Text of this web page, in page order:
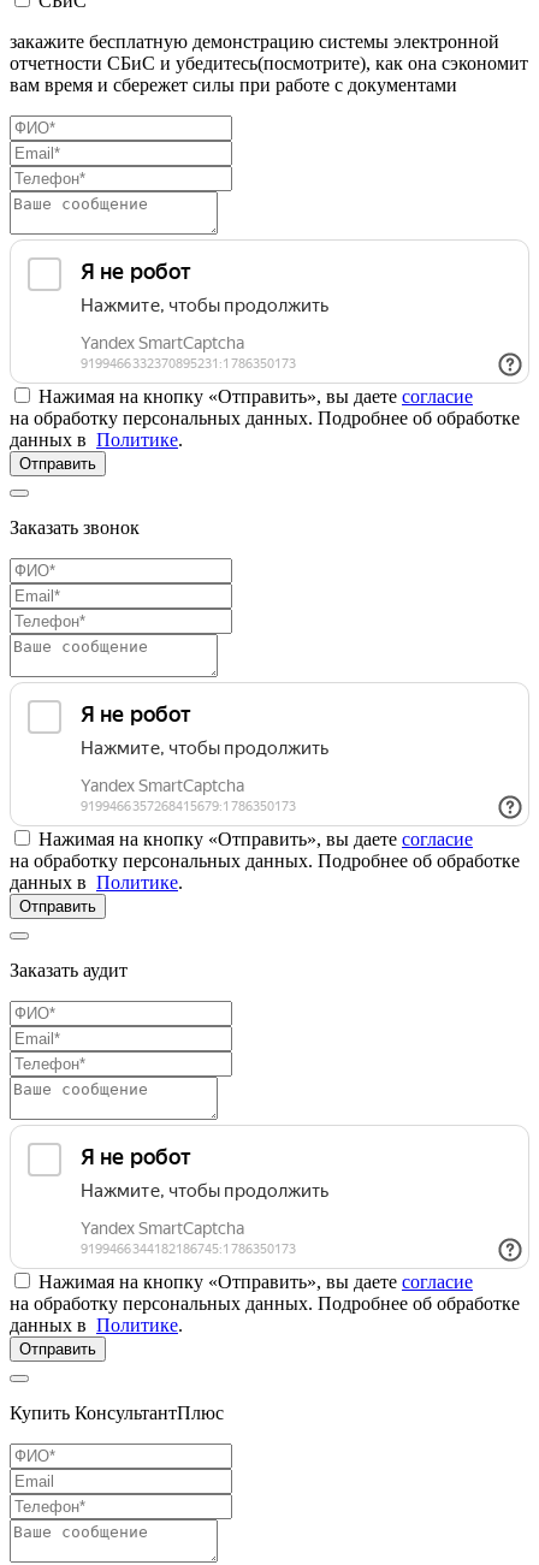
закажите бесплатную демонстрацию системы электронной
отчетности СБиС и убедитесь(посмотрите), как она сэкономит
вам время и сбережет силы при работе с документами
Нажимая на кнопку «Отправить», вы даете согласие
на обработку персональных данных. Подробнее об обработке
данных в Политике.
Отправить
Заказать звонок
Нажимая на кнопку «Отправить», вы даете согласие
на обработку персональных данных. Подробнее об обработке
данных в Политике.
Отправить
Заказать аудит
Нажимая на кнопку «Отправить», вы даете согласие
на обработку персональных данных. Подробнее об обработке
данных в Политике.
Отправить
Купить КонсультантПлюс